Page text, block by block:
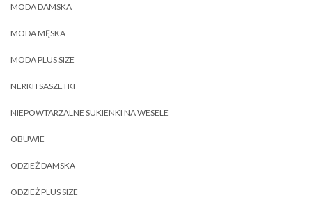
MODA DAMSKA
MODA MĘSKA
MODA PLUS SIZE
NERKI I SASZETKI
NIEPOWTARZALNE SUKIENKI NA WESELE
OBUWIE
ODZIEŻ DAMSKA
ODZIEŻ PLUS SIZE